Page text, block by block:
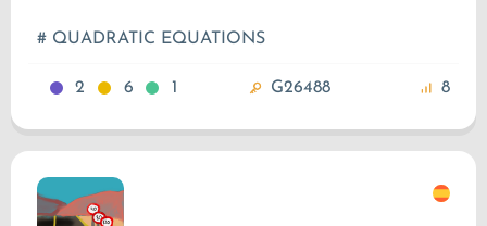
# QUADRATIC EQUATIONS
2 6 1 G26488 8